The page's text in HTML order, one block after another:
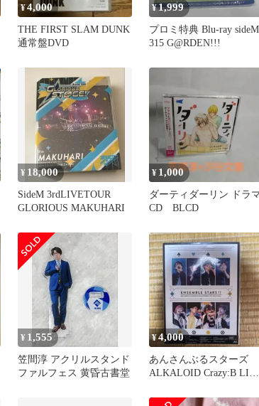
¥4,000
THE FIRST SLAM DUNK
通常盤DVD
¥1,999
プロミ特典 Blu-ray sideM
315 G@RDEN!!!
¥ 18,000
SideM 3rdLIVETOUR
GLORIOUS MAKUHARI
¥ 1,000
ダーティダーリン ドラ
CD BLCD
¥ 1,555
笠間淳 アクリルスタンド
ファルフェス 黄昏古書堂
¥4,000
あんさんぶるスターズ
ALKALOID Crazy:B LIVE